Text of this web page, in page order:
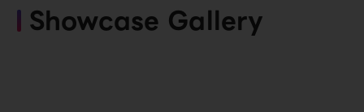
Showcase Gallery